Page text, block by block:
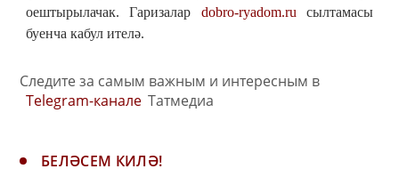
оештырылачак. Гаризалар dobro-ryadom.ru сылтамасы
буенча кабул ителә.
Следите за самым важным и интересным в
Telegram-канале Татмедиа
БЕЛӘСЕМ КИЛӘ!